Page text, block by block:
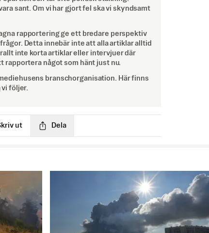
sant. Om vi har gjort fel ska vi skyndsamt
rapportering ge ett bredare perspektiv
Detta innebär inte att alla artiklar alltid
inte korta artiklar eller intervjuer där
rapportera något som hänt just nu.
branschorganisation. Här finns
vi följer.
ut Dela